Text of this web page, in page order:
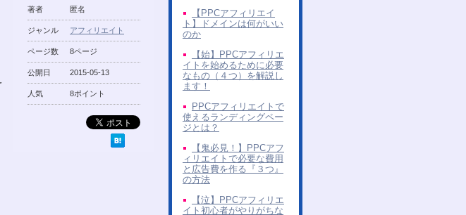
著者 匿名
ジャンル アフィリエイト
ページ数 8ページ
公開日 2015-05-13
人気 8ポイント
【PPCアフィリエイ
ト】ドメインは何がいい
のか
【始】PPCアフィリエ
イトを始めるために必要
なもの（４つ）を解説し
ます！
PPCアフィリエイトで
使えるランディングペー
ジとは？
【鬼必見！】PPCアフ
ィリエイトで必要な費用
と広告費を作る『３つ』
の方法
【泣】PPCアフィリエ
イト初心者がやりがちな